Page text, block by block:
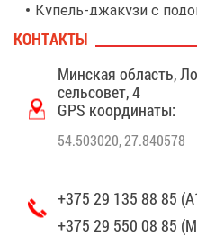
Ку­пель-джа­ку­зи с
Ком­на­та от­ды­ха с
Про­кат квад­ро­цик­лов
Вре­мя ра­бо­ты: с 1
ят­ных по­год­ных
12.00 до 14.00)
Про­кат ве­ло­си­пе­дов
Ша­тер для
стью до 200 го­стей
КОН­ТАК­ТЫ
Мин­ская об­ласть,
сель­со­вет, 4
GPS ко­ор­ди­на­ты:
54.503020, 27.840578
+375 29 135 88 85
+375 29 550 08 85